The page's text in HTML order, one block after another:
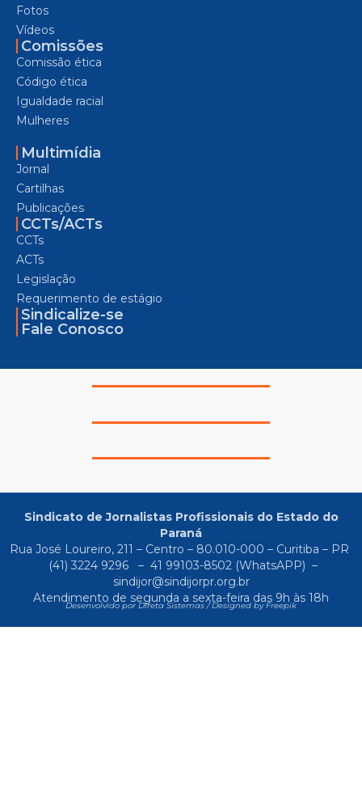
Fotos
Vídeos
Comissões
Comissão ética
Código ética
Igualdade racial
Mulheres
Multimídia
Jornal
Cartilhas
Publicações
CCTs/ACTs
CCTs
ACTs
Legislação
Requerimento de estágio
Sindicalize-se
Fale Conosco
Sindicato de Jornalistas Profissionais do Estado do
Paraná
Rua José Loureiro, 211 – Centro – 80.010-000 – Curitiba – PR
(41) 3224 9296
– 41 99103-8502(WhatsAPP) –
sindijor@sindijorpr.org.br
Atendimento de segunda a sexta-feira das 9h às 18h
Desenvolvido por Direta Sistemas /Designed by Freepik